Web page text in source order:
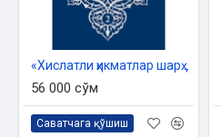
«Хислатли ҳикматлар шарҳи» 2-жуз
56 000 сўм
Саватчага қўшиш